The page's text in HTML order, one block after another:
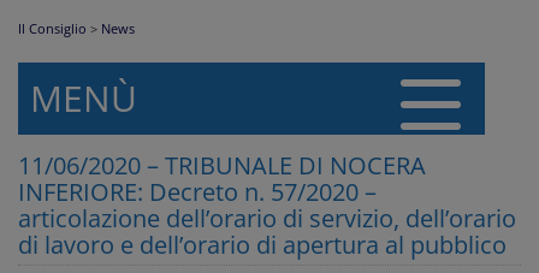
Il Consiglio > News
MENÙ
11/06/2020 – TRIBUNALE DI NOCERA
INFERIORE: Decreto n. 57/2020 –
articolazione dell’orario di servizio, dell’orario
di lavoro e dell’orario di apertura al pubblico